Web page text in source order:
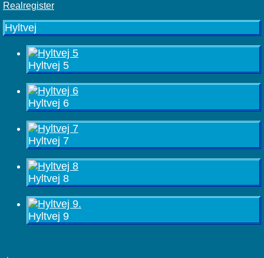
Realregister
Hyltvej
Hyltvej 5
Hyltvej 6
Hyltvej 7
Hyltvej 8
Hyltvej 9